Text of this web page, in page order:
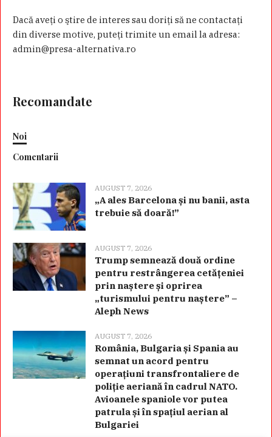
Dacă aveţi o ştire de interes sau doriţi să ne contactaţi
din diverse motive, puteţi trimite un email la adresa:
admin@presa-alternativa.ro
Recomandate
Noi
Comentarii
AUGUST 7, 2026
„A ales Barcelona și nu banii, asta
trebuie să doară!”
AUGUST 7, 2026
Trump semnează două ordine
pentru restrângerea cetățeniei
prin naștere și oprirea
„turismului pentru naștere” –
Aleph News
AUGUST 7, 2026
România, Bulgaria și Spania au
semnat un acord pentru
operațiuni transfrontaliere de
poliție aeriană în cadrul NATO.
Avioanele spaniole vor putea
patrula și în spațiul aerian al
Bulgariei